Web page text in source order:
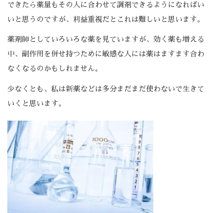
できたら薬量もその人に合わせて調剤できるようになればい
いと思うのですが、利益重視だとこれは難しいと思います。
薬剤師としていろいろな薬を見ていますが、効く薬も増える
中、副作用を併せ持つために敏感な人には薬はますます合わ
なくなるのかもしれません。
少なくとも、私は新薬などは多分まだまだ使わないで生きて
いくと思います。